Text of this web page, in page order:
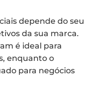
depende do seu
da sua marca.
é ideal para
enquanto o
para negócios